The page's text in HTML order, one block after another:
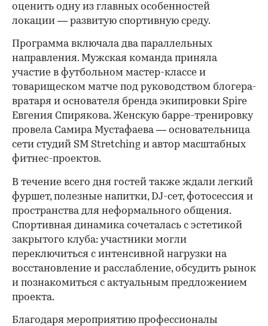
оценить одну из главных особенностей
локации — развитую спортивную среду.
Программа включала два параллельных
направления. Мужская команда приняла
участие в футбольном мастер-классе и
товарищеском матче под руководством блогера-
вратаря и основателя бренда экипировки Spire
Евгения Спирякова. Женскую барре-тренировку
провела Самира Мустафаева — основательница
сети студий SM Stretching и автор масштабных
фитнес-проектов.
В течение всего дня гостей также ждали легкий
фуршет, полезные напитки, DJ-сет, фотосессия и
пространства для неформального общения.
Спортивная динамика сочеталась с эстетикой
закрытого клуба: участники могли
переключиться с интенсивной нагрузки на
восстановление и расслабление, обсудить рынок
и познакомиться с актуальным предложением
проекта.
Благодаря мероприятию профессионалы